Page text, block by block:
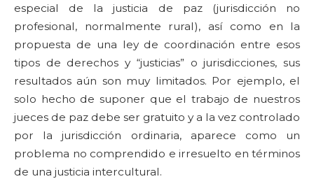
especial de la justicia de paz (jurisdicción no
profesional, normalmente rural), así como en la
propuesta de una ley de coordinación entre esos
tipos de derechos y “justicias” o jurisdicciones, sus
resultados aún son muy limitados. Por ejemplo, el
solo hecho de suponer que el trabajo de nuestros
jueces de paz debe ser gratuito y a la vez controlado
por la jurisdicción ordinaria, aparece como un
problema no comprendido e irresuelto en términos
de una justicia intercultural.